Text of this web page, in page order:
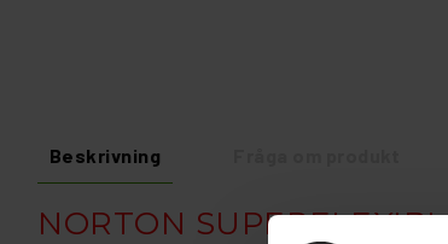
Beskrivning
NORTON